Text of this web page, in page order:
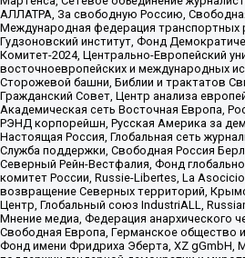
АЛЛАТРА, За свободную Россию,
Международная федерация транспортных
Гудзоновский институт, Фонд
Комитет-2024, Центрально-Европейский
восточноевропейских и международных
Сторожевой башни, Библии и трактатов
Гражданский Совет, Центр анализа
Академическая сеть Восточная Европа,
РЭНД корпорейшн, Русская Америка за
Настоящая Россия, Глобальная сеть
Служба поддержки, Свободная Россия
Северный Рейн-Вестфалия, Фонд
комитет России, Russie-Libertes, La
возвращение Северных территорий,
Центр, Глобальный союз IndustriALL,
Мнение медиа, Федерация анархического
Свободная Европа, Германское общество
Фонд имени Фридриха Эберта, XZ gGmbH,